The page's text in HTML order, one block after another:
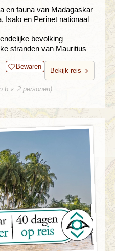
en fauna van Madagaskar
Isalo en Perinet nationaal
bevolking
stranden van Mauritius
Bewaren
Bekijk reis
2 personen)